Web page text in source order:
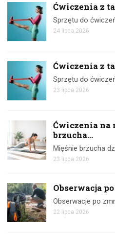
Ćwiczenia z
Sprzętu do
24 lipca 2026
Ćwiczenia z
Sprzętu do
23 lipca 2026
Ćwiczenia na
brzucha...
Mięśnie brzucha
23 lipca 2026
Obserwacja
Obserwacje po
22 lipca 2026